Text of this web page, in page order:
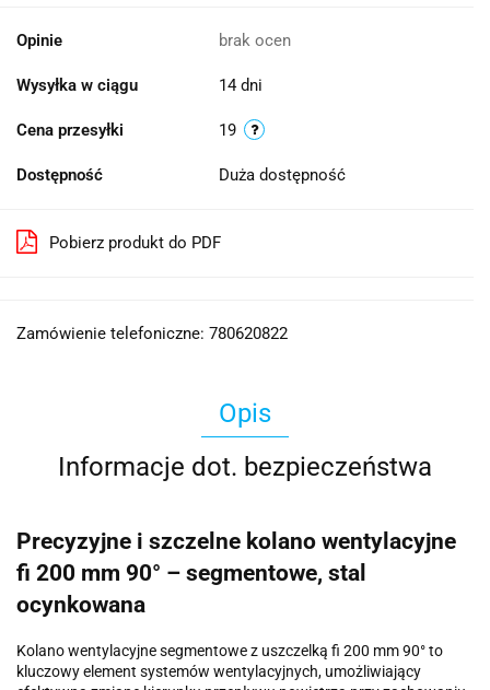
Opinie brak ocen
Wysyłka w ciągu 14 dni
Cena przesyłki 19
Dostępność Duża dostępność
Pobierz produkt do PDF
Zamówienie telefoniczne: 780620822
Opis
Informacje dot. bezpieczeństwa
Precyzyjne i szczelne kolano wentylacyjne
fi 200 mm 90° – segmentowe, stal
ocynkowana
Kolano wentylacyjne segmentowe z uszczelką fi 200 mm 90° to
kluczowy element systemów wentylacyjnych, umożliwiający